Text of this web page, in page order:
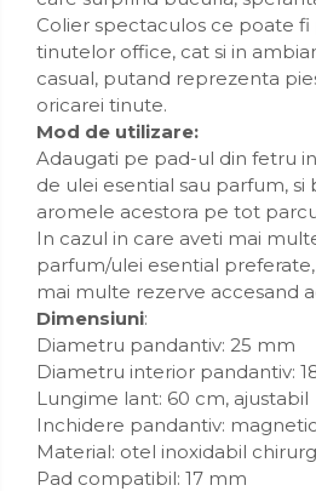
Colier spectaculos ce poate
tinutelor office, cat si in
casual, putand reprezenta
oricarei tinute.
Mod de utilizare:
Adaugati pe pad-ul din fetru
de ulei esential sau parfum, si
aromele acestora pe tot
In cazul in care aveti mai
parfum/ulei esential
mai multe rezerve accesand
Dimensiuni:
Diametru pandantiv: 25 mm
Diametru interior pandantiv:
Lungime lant: 60 cm, ajustabil
Inchidere pandantiv:
Material: otel inoxidabil
Pad compatibil: 17 mm